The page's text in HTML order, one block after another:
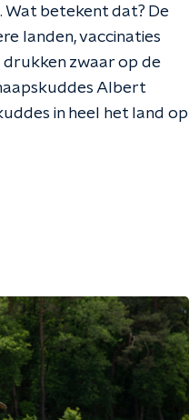
betekent dat? De
landen, vaccinaties
drukken zwaar op de
Albert
in heel het land op